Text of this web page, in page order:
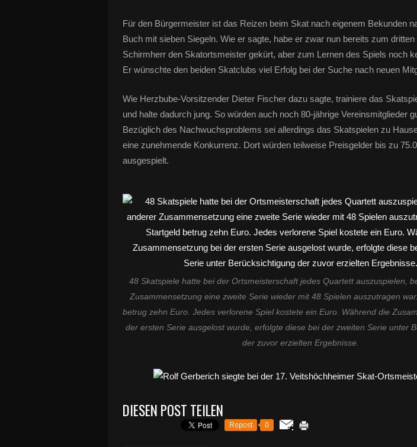
Für den Bürgermeister ist das Reizen beim Skat nach eigenem Bekunden
Buch mit sieben Siegeln. Wie er sagte, habe er zwar nun bereits zum dritten
Schirmherr den Skatortsmeister gekürt, aber zum Lernen des Spiels noch
Er wünschte den beiden Skatclubs viel Erfolg bei der Suche nach neuen
Wie Herzbube-Vorsitzender Dieter Fischer dazu sagte, trainiere das
und halte dadurch jung. So würden auch noch 80-jährige Vereinsmitglieder
Bezüglich des Nachwuchsproblems sei allerdings das Skatspielen zu
eine zunehmende Konkurrenz. Dort würden teilweise Preisgelder bis zu
ausgespielt.
48 Skatspiele hatte bei der Ortsmeisterschaft jedes Quartett auszuspielen,
Zusammensetzung eine zweite Serie wieder mit 48 Spielen auszutragen
betrug zehn Euro. Jedes verlorene Spiel kostete ein Euro. Während die
der ersten Serie ausgelost wurde, erfolgte diese bei der zweiten Serie unter
der zuvor erzielten Ergebnisse.
DIESEN POST TEILEN
Repost 0